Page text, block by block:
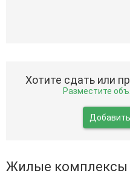
Хотите сдать или
Разместите
Жилые комплексы